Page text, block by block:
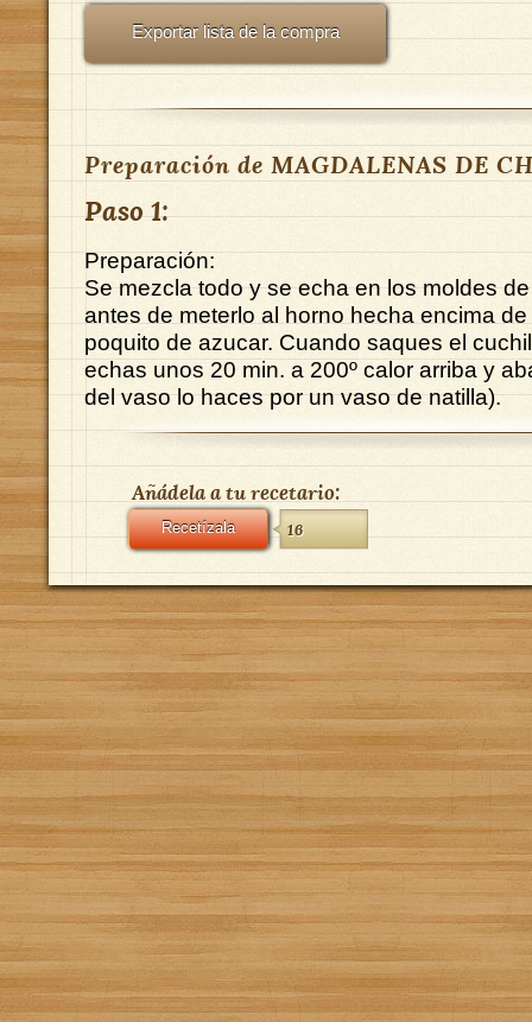
Exportar lista de la compra
Preparación de MAGDALENAS DE
Paso 1:
Preparación:
Se mezcla todo y se echa en los moldes
antes de meterlo al horno hecha encima
poquito de azucar. Cuando saques el
echas unos 20 min. a 200º calor arriba y
del vaso lo haces por un vaso de natilla).
Añádela a tu recetario:
Recetízala 16